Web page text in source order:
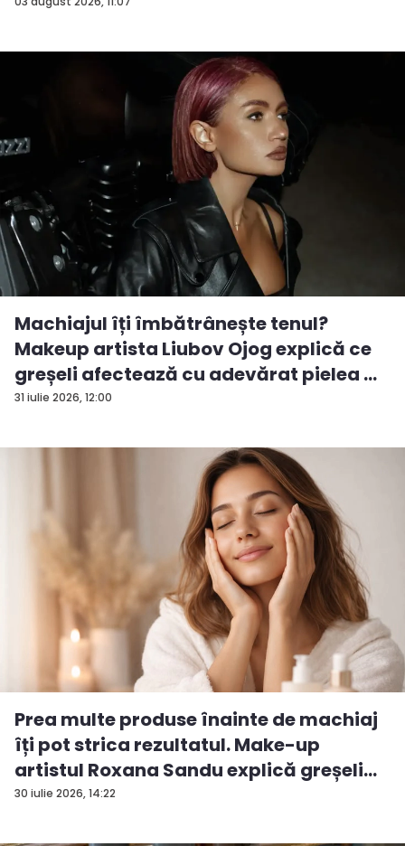
31 iulie 2026, 12:00
Machiajul îți îmbătrânește tenul?
Makeup artista Liubov Ojog explică ce
greșeli afectează cu adevărat pielea ...
30 iulie 2026, 14:22
Prea multe produse înainte de machiaj
îți pot strica rezultatul. Make-up
artistul Roxana Sandu explică greșeli...